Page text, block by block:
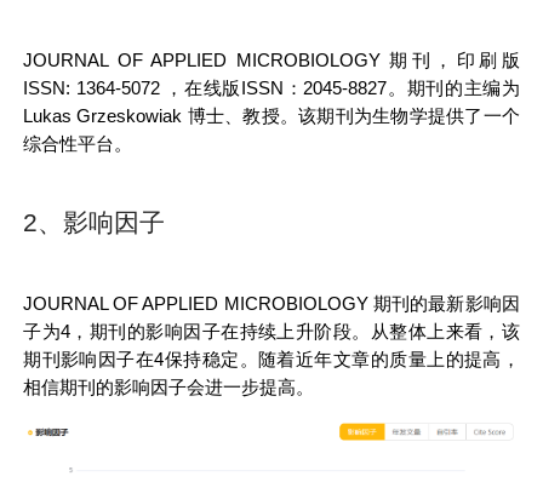
JOURNAL OF APPLIED MICROBIOLOGY 期刊，印刷版
ISSN: 1364-5072
，在线版ISSN：2045-8827。期刊的主编为
Lukas Grzeskowiak 博士、教授。该期刊为生物学提供了一个
综合性平台。
2、影响因子
JOURNAL OF APPLIED MICROBIOLOGY 期刊的最新影响因
子为4，期刊的影响因子在持续上升阶段。从整体上来看，该
期刊影响因子在4保持稳定。随着近年文章的质量上的提高，
相信期刊的影响因子会进一步提高。